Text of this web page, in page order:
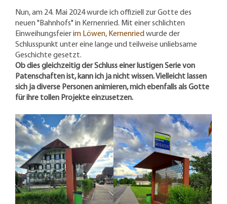
Nun, am 24. Mai 2024 wurde ich offiziell zur Gotte des
neuen "Bahnhofs" in Kernenried. Mit einer schlichten
Einweihungsfeier im Löwen, Kernenried wurde der
Schlusspunkt unter eine lange und teilweise unliebsame
Geschichte gesetzt.
Ob dies gleichzeitig der Schluss einer lustigen Serie von
Patenschaften ist, kann ich ja nicht wissen. Vielleicht lassen
sich ja diverse Personen animieren, mich ebenfalls als Gotte
für ihre tollen Projekte einzusetzen.